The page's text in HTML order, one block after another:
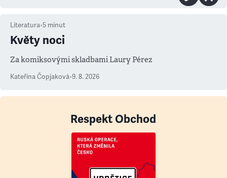
Literatura•5 minut
Květy noci
Za komiksovými skladbami Laury Pérez
Kateřina Čopjaková•9. 8. 2026
Respekt Obchod